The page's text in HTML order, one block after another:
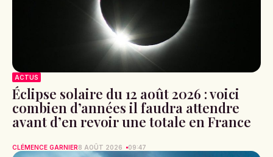
ACTUS
Éclipse solaire du 12 août 2026 : voici
combien d’années il faudra attendre
avant d’en revoir une totale en France
CLÉMENCE GARNIER8 AOÛT 2026 09:47